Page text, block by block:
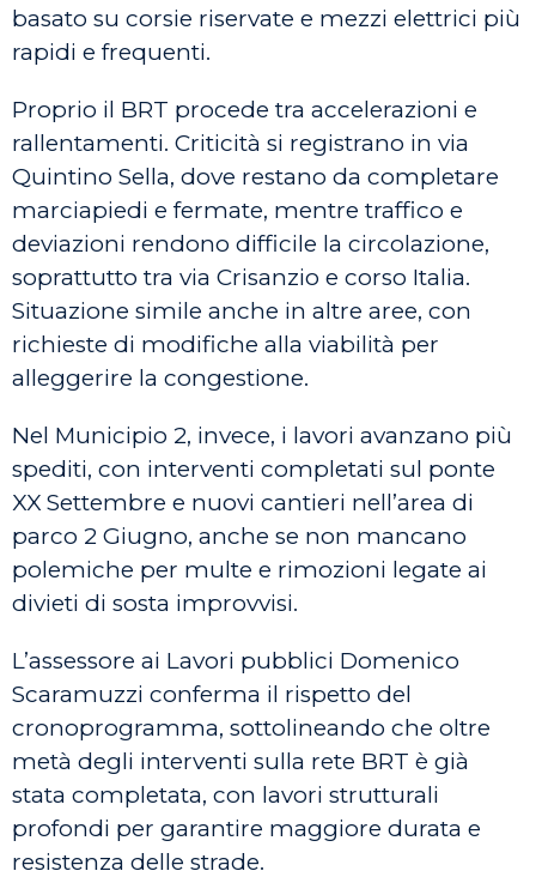
basato su corsie riservate e mezzi elettrici più
rapidi e frequenti.
Proprio il BRT procede tra accelerazioni e
rallentamenti. Criticità si registrano in via
Quintino Sella, dove restano da completare
marciapiedi e fermate, mentre traffico e
deviazioni rendono difficile la circolazione,
soprattutto tra via Crisanzio e corso Italia.
Situazione simile anche in altre aree, con
richieste di modifiche alla viabilità per
alleggerire la congestione.
Nel Municipio 2, invece, i lavori avanzano più
spediti, con interventi completati sul ponte
XX Settembre e nuovi cantieri nell’area di
parco 2 Giugno, anche se non mancano
polemiche per multe e rimozioni legate ai
divieti di sosta improvvisi.
L’assessore ai Lavori pubblici Domenico
Scaramuzzi conferma il rispetto del
cronoprogramma, sottolineando che oltre
metà degli interventi sulla rete BRT è già
stata completata, con lavori strutturali
profondi per garantire maggiore durata e
resistenza delle strade.